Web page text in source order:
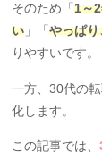
そのため「1～
い 」「やっぱ
りやすいです。
一方、30代の
化します。
この記事では、